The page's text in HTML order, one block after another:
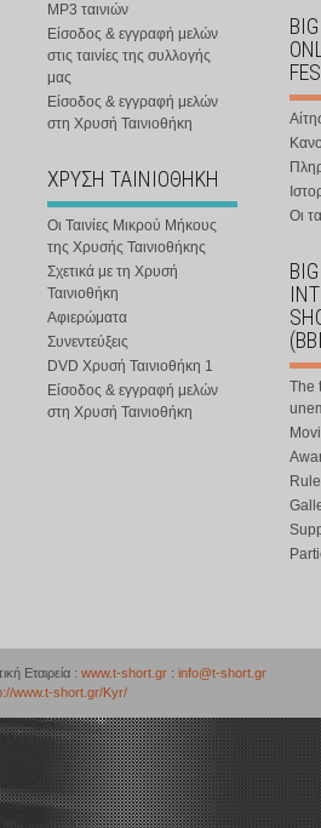
MP3 ταινιών
Είσοδος & εγγραφή μελών
στις ταινίες της συλλογής
μας
Είσοδος & εγγραφή μελών
στη Χρυσή Ταινιοθήκη
ΧΡΥΣΗ ΤΑΙΝΙΟΘΗΚΗ
Οι Ταινίες Μικρού Μήκους
της Χρυσής Ταινιοθήκης
Σχετικά με τη Χρυσή
Ταινιοθήκη
Αφιερώματα
Συνεντεύξεις
DVD Χρυσή Ταινιοθήκη 1
Είσοδος & εγγραφή μελών
στη Χρυσή Ταινιοθήκη
Οι
The
Εταιρεία : www.t-short.gr : info@t-short.gr
www.t-short.gr/Kyr/